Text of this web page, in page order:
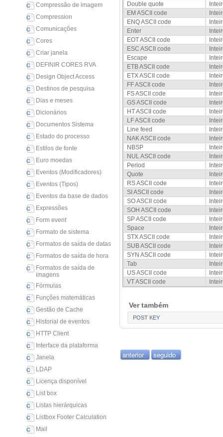
Compressão de imagem
Compression
Comunicações
Cores
Criar janela
DEFINIR CORES RVA
Design Object Access
Destinos de pesquisa
Dias e meses
Dicionários
Documentos Sistema
Estado do processo
Estilos de fonte
Euro moedas
Eventos (Modificadores)
Eventos (Tipos)
Eventos da base de dados
Expressões
Form event
Formato de sistema
Formatos de saída de datas
Formatos de saída de hora
Formatos de saída de
imagens
Fórmulas
Funções matemáticas
Gestão de Cache
Historial de eventos
HTTP Client
Interface da plataforma
Janela
LDAP
Licença disponível
List box
Listas hierárquicas
Listbox Footer Calculation
Mail
Double quote
EM ASCII code
ENQ ASCII code
Enter
EOT ASCII code
ESC ASCII code
Escape
ETB ASCII code
ETX ASCII code
FF ASCII code
FS ASCII code
GS ASCII code
HT ASCII code
LF ASCII code
Line feed
NAK ASCII code
NBSP
NUL ASCII code
Period
Quote
RS ASCII code
SI ASCII code
SO ASCII code
SOH ASCII code
SP ASCII code
Space
STX ASCII code
SUB ASCII code
SYN ASCII code
Tab
US ASCII code
VT ASCII code
Ver também
POST KEY
anterior seguido